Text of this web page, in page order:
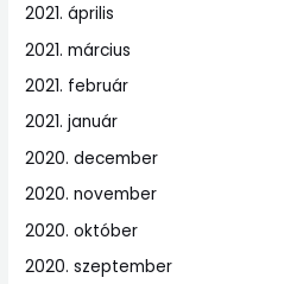
2021. április
2021. március
2021. február
2021. január
2020. december
2020. november
2020. október
2020. szeptember